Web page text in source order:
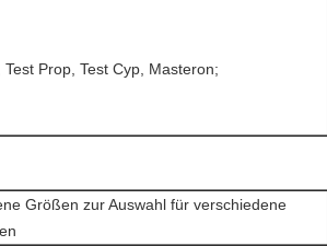
Prop, Test Cyp, Masteron;
Größen zur Auswahl für verschiedene